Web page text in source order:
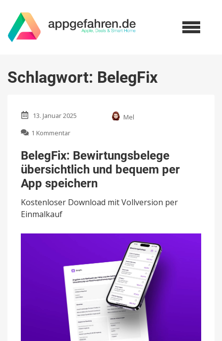
Schlagwort: BelegFix
13. Januar 2025
Mel
1 Kommentar
Bewirtungsbelege
übersichtlich
und
bequem
per
App
speichern
BelegFix: Bewirtungsbelege
übersichtlich und bequem per
App speichern
Kostenloser Download mit Vollversion per
Einmalkauf